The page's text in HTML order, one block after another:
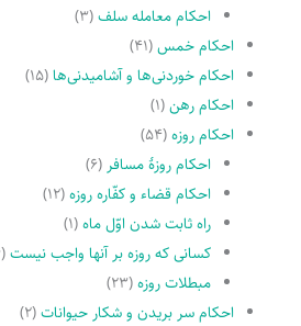
احکام معامله سلف(۳)
احکام خمس(۴۱)
احکام خوردنی‌ها و آشامیدنی‌ها(۱۵)
احکام رهن(۱)
احکام روزه(۵۴)
احکام روزۀ مسافر (۶)
احکام قضاء و کفّاره روزه(۱۲)
راه ثابت شدن اوّل ماه(۱)
کسانى که روزه بر آنها واجب نیست(۶)
مبطلات روزه(۲۳)
احکام سر بریدن و شکار حیوانات(۲)